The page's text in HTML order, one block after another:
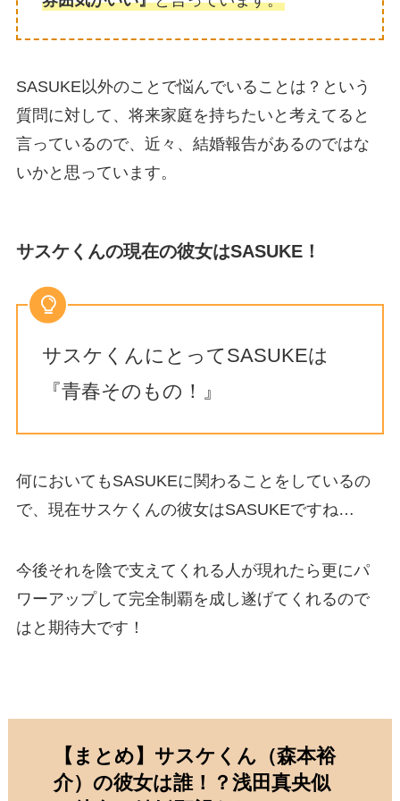
SASUKE以外のことで悩んでいることは？という
質問に対して、将来家庭を持ちたいと考えてると
言っているので、近々、結婚報告があるのではな
いかと思っています。
サスケくんの現在の彼女はSASUKE！
サスケくんにとってSASUKEは
『青春そのもの！』
何においてもSASUKEに関わることをしているの
で、現在サスケくんの彼女はSASUKEですね…
今後それを陰で支えてくれる人が現れたら更にパ
ワーアップして完全制覇を成し遂げてくれるので
はと期待大です！
【まとめ】サスケくん（森本裕
介）の彼女は誰！？浅田真央似